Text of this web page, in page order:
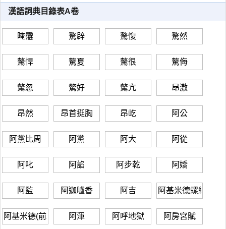
漢語詞典目錄表A卷
晻霮 驁辟 驁愎 驁然
驁悍 驁夏 驁很 驁侮
驁忽 驁好 驁亢 昂激
昂然 昂首挺胸 昂屹 阿公
阿黨比周 阿黨 阿大 阿從
阿叱 阿諂 阿步乾 阿嬌
阿監 阿迦嚧香 阿吉 阿基米德螺線
阿基米德(前287-前212)
阿渾 阿呼地獄 阿房宮賦